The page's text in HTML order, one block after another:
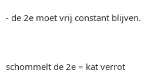
- de 2e moet vrij constant blijven.
schommelt de 2e = kat verrot